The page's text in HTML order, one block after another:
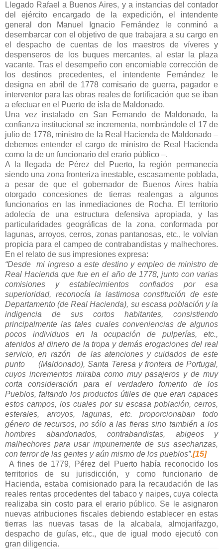
Llegado Rafael a Buenos Aires, y a instancias del contador
del ejército encargado de la expedición, el intendente
general don Manuel Ignacio Fernández le conminó a
desembarcar con el objetivo de que trabajara a su cargo en
el despacho de cuentas de los maestros de víveres y
despenseros de los buques mercantes, al estar la plaza
vacante. Tras el desempeño con encomiable corrección de
los destinos precedentes, el intendente Fernández le
designa en abril de 1778 comisario de guerra, pagador e
interventor para las obras reales de fortificación que se iban
a efectuar en el Puerto de isla de Maldonado.
Una vez instalado en San Fernando de Maldonado, la
confianza institucional se incrementa, nombrándole el 17 de
julio de 1778, ministro de la Real Hacienda de Maldonado –
debemos entender el cargo de ministro de Real Hacienda
como la de un funcionario del erario público –.
A la llegada de Pérez del Puerto, la región permanecía
siendo una zona fronteriza inestable, escasamente poblada,
a pesar de que el gobernador de Buenos Aires había
otorgado concesiones de tierras realengas a algunos
funcionarios en las inmediaciones de Rocha. El territorio
adolecía de una estructura defensiva apropiada, y las
particularidades geográficas de la zona, conformada por
lagunas, arroyos, cerros, zonas pantanosas, etc., le volvían
propicia para el campeo de contrabandistas y malhechores.
En el relato de sus impresiones expresa:
“Desde mi ingreso a este destino y empleo de ministro de
Real Hacienda que fue en el año de 1778, junto con varias
comisiones y establecimientos confiados por esa
superioridad, reconocía la lastimosa constitución de este
Departamento (de Real Hacienda), su escasa población y la
indigencia de sus cortos habitantes, consistiendo
principalmente las tales cuales conveniencias de algunos
pocos individuos en la ocupación de pulperías, etc.,
atenidos al dinero de la tropa y demás erogaciones del real
servicio, en razón de las atenciones y cuidados de este
punto (Maldonado), Santa Teresa y frontera de Portugal,
cuyos incrementos miraba como muy pasajeros y de muy
corta consideración para el verdadero fomento de los
Pueblos, faltando los productos útiles de que eran capaces
estos campos, los cuales por su escasa población, cerros,
esterales, arroyos, lagunas, etc. proporcionaban todo
género de recursos, no sólo a las fieras sino también a los
hombres abandonados, contrabandistas, abigeos y
malhechores para usar impunemente de sus asechanzas,
con terror de las gentes y aún mismo de los pueblos”.[15]
A fines de 1779, Pérez del Puerto había reconocido los
territorios de su jurisdicción, y como funcionario de
Hacienda, estaba comisionado para la recaudación de las
reales rentas procedentes del tabaco y naipes, cuya colecta
realizaba sin costo para el erario público. Se le asignaron
nuevas atribuciones fiscales debiendo establecer en estas
tierras las nuevas tasas de la alcabala, almojarifazgo,
despacho de guías, etc., que de igual modo ejecutó con
gran diligencia.